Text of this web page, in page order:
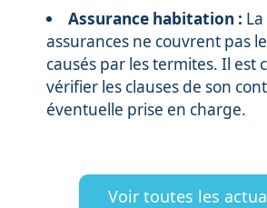
Assurance habitation :
assurances ne couvrent pas
causés par les termites. Il est
vérifier les clauses de son
éventuelle prise en charge.
Voir toutes les